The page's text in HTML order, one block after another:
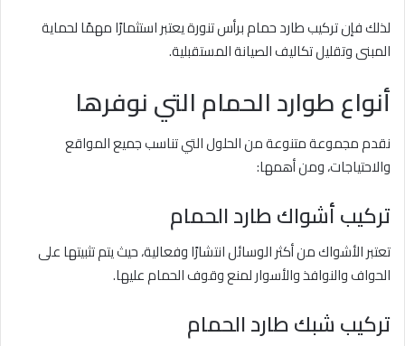
لذلك فإن تركيب طارد حمام برأس تنورة يعتبر استثمارًا مهمًا لحماية
المبنى وتقليل تكاليف الصيانة المستقبلية.
أنواع طوارد الحمام التي نوفرها
نقدم مجموعة متنوعة من الحلول التي تناسب جميع المواقع
والاحتياجات، ومن أهمها:
تركيب أشواك طارد الحمام
تعتبر الأشواك من أكثر الوسائل انتشارًا وفعالية، حيث يتم تثبيتها على
الحواف والنوافذ والأسوار لمنع وقوف الحمام عليها.
تركيب شبك طارد الحمام